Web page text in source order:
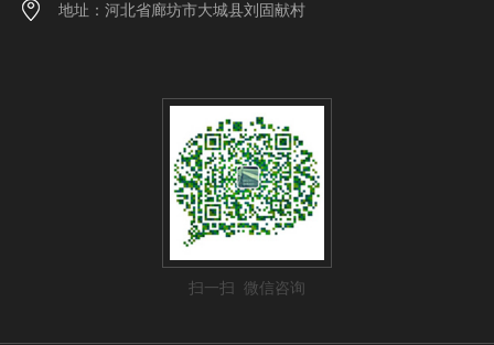
地址：河北省廊坊市大城县刘固献村
扫一扫 微信咨询